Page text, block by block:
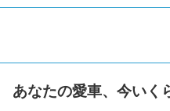
あなたの愛車、今いく